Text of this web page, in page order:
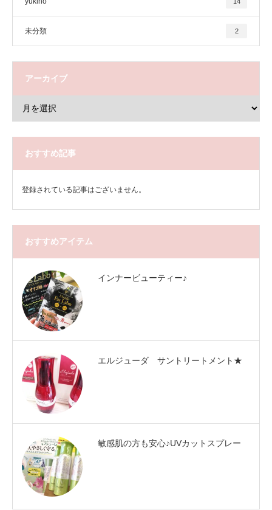
未分類 2
アーカイブ
おすすめ記事
登録されている記事はございません。
おすすめアイテム
インナービューティー♪
エルジューダ サントリートメント★
敏感肌の方も安心♪UVカットスプレー